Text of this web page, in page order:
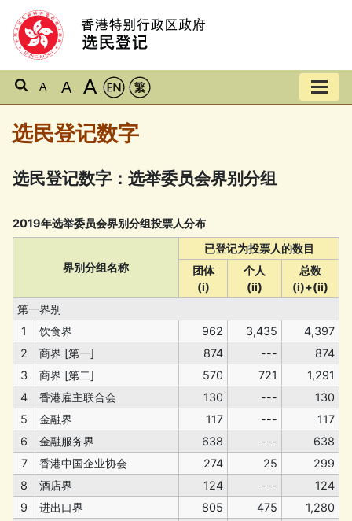
A A A
选民登记数字
选民登记数字：选举委员会界别分组
2019年选举委员会界别分组投票人分布
界别分组名称
已登记为投票人的数目
团体
(i)
个人
(ii)
总数
(i)+(ii)
第一界别
1
饮食界 962 3,435
4,397
2
商界 [第一] 874 ---
874
3
商界 [第二] 570 721
1,291
4
香港雇主联合会 130 ---
130
5
金融界 117 ---
117
6
金融服务界 638 ---
638
7
香港中国企业协会 274 25
299
8
酒店界 124 ---
124
9
进出口界 805 475
1,280